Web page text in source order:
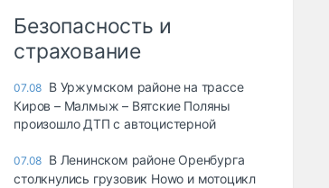
Безопасность и
страхование
07.08 В Уржумском районе на трассе
Киров – Малмыж – Вятские Поляны
произошло ДТП с автоцистерной
07.08 В Ленинском районе Оренбурга
столкнулись грузовик Howo и мотоцикл